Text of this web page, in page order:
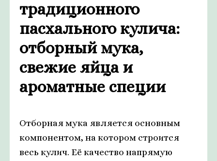
традиционного
пасхального кулича:
отборный мука,
свежие яйца и
ароматные специи
Отборная мука является основным
компонентом, на котором строится
весь кулич. Её качество напрямую